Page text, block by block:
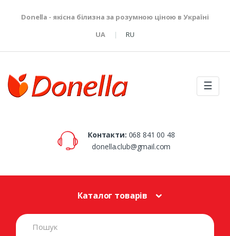
Donella - якісна білизна за розумною ціною в Україні
UA
RU
☰
Контакти: 068 841 00 48
donella.club@gmail.com
Каталог товарів
S
e